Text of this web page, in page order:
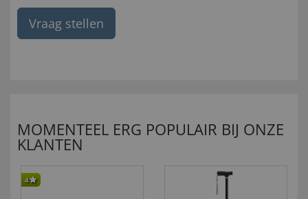
Vraag stellen
MOMENTEEL ERG POPULAIR BIJ ONZE
KLANTEN
4